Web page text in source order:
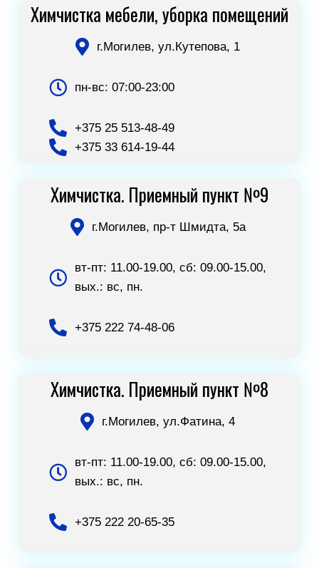
Химчистка мебели, уборка помещений
г.Могилев, ул.Кутепова, 1
пн-вс: 07:00-23:00
+375 25 513-48-49
+375 33 614-19-44
Химчистка. Приемный пункт №9
г.Могилев, пр-т Шмидта, 5а
вт-пт: 11.00-19.00, сб: 09.00-15.00,
вых.: вс, пн.
+375 222 74-48-06
Химчистка. Приемный пункт №8
г.Могилев, ул.Фатина, 4
вт-пт: 11.00-19.00, сб: 09.00-15.00,
вых.: вс, пн.
+375 222 20-65-35